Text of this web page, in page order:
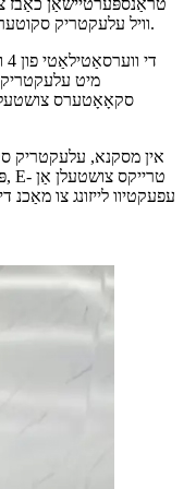
וויל עלעקטריק סקוטער צושטעלן אַן אידעאל אָלטערנאַטיוו פֿאַר קורץ-ווייַטקייט קאַמיוט.זיי קענען לייכט נאַוויגירן ענג גאסן, פאָרשלאָגן אַ פאַסטער און מער עפעקטיוו אָפּציע, ספּעציעל אין דענסלי פּאַפּיאַלייטאַד שטעט.
מיט עלעקטריק
סקאָאָטערס צושטעלן
אין מסקנא, עלעקטריק
עפעקטיוו לייזונג צו